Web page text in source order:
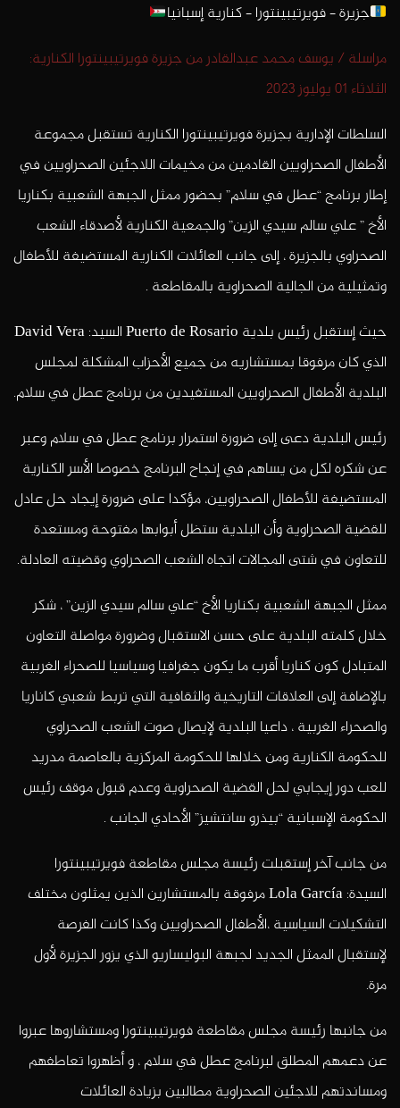
جزيرة – فويرتيبينتورا – كنارية إسبانيا
مراسلة / يوسف محمد عبدالقادر من جزيرة فويرتيبينتورا الكنارية:
الثلاثاء 01 يوليوز 2023
السلطات الإدارية بجزيرة فويرتيبينتورا الكنارية تستقبل مجموعة
الأطفال الصحراويين القادمين من مخيمات اللاجئين الصحراويين في
إطار برنامج “عطل في سلام” بحضور ممثل الجبهة الشعبية بكناريا
الأخ ” علي سالم سيدي الزين” والجمعية الكنارية لأصدقاء الشعب
الصحراوي بالجزيرة ، إلى جانب العائلات الكنارية المستضيفة للأطفال
وتمثيلية من الجالية الصحراوية بالمقاطعة .
حيث إستقبل رئيس بلدية Puerto de Rosario السيد: David Vera
الذي كان مرفوقا بمستشاريه من جميع الأحزاب المشكلة لمجلس
البلدية الأطفال الصحراويين المستفيدين من برنامج عطل في سلام.
رئيس البلدية دعى إلى ضرورة استمرار برنامج عطل في سلام وعبر
عن شكره لكل من يساهم في إنجاح البرنامج خصوصا الأسر الكنارية
المستضيفة للأطفال الصحراويين، مؤكدا على ضرورة إيجاد حل عادل
للقضية الصحراوية وأن البلدية ستظل أبوابها مفتوحة ومستعدة
للتعاون في شتى المجالات اتجاه الشعب الصحراوي وقضيته العادلة.
ممثل الجبهة الشعبية بكناريا الأخ “علي سالم سيدي الزين” ، شكر
خلال كلمته البلدية على حسن الاستقبال وضرورة مواصلة التعاون
المتبادل كون كناريا أقرب ما يكون جغرافيا وسياسيا للصحراء الغربية
بالإضافة إلى العلاقات التاريخية والثقافية التي تربط شعبي كاناريا
والصحراء الغربية ، داعيا البلدية لإيصال صوت الشعب الصحراوي
للحكومة الكنارية ومن خلالها للحكومة المركزية بالعاصمة مدريد
للعب دور إيجابي لحل القضية الصحراوية وعدم قبول موقف رئيس
الحكومة الإسبانية “بيذرو سانتشيز” الأحادي الجانب .
من جانب آخر إستقبلت رئيسة مجلس مقاطعة فويرتيبينتورا
السيدة: Lola García مرفوقة بالمستشارين الذين يمثلون مختلف
التشكيلات السياسية ،الأطفال الصحراويين وكذا كانت الفرصة
لإستقبال الممثل الجديد لجبهة البوليساريو الذي يزور الجزيرة لأول
مرة.
من جانبها رئيسة مجلس مقاطعة فويرتيبينتورا ومستشاروها عبروا
عن دعمهم المطلق لبرنامج عطل في سلام ، و أظهروا تعاطفهم
ومساندتهم للاجئين الصحراوية مطالبين بزيادة العائلات